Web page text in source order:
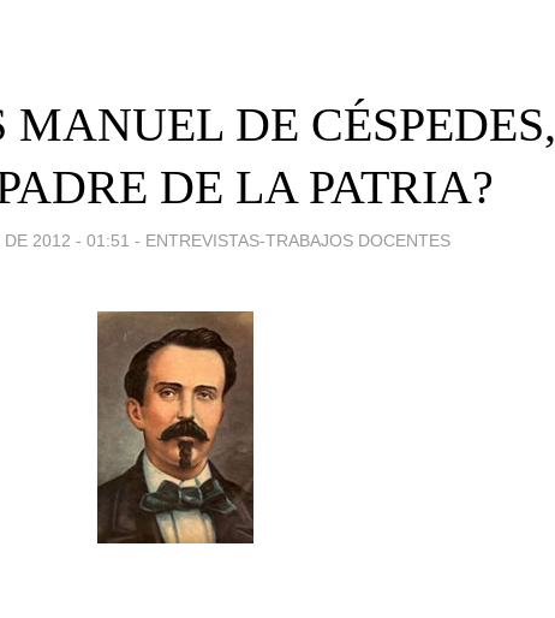
MANUEL DE CÉSPEDES,
DE LA PATRIA?
2012 - 01:51 - ENTREVISTAS-TRABAJOS DOCENTES